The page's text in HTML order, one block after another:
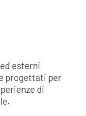
esterni
progettati per
di